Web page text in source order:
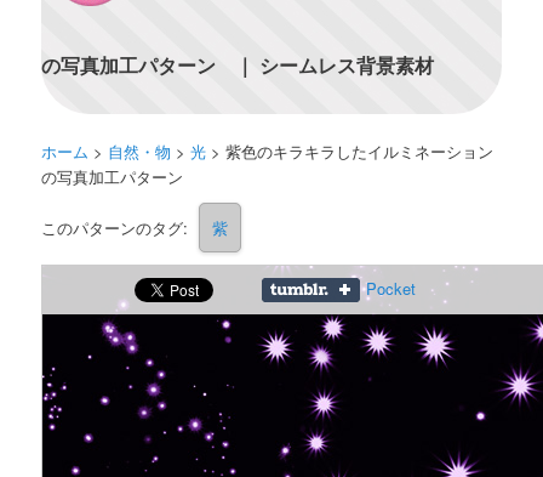
の写真加工パターン ｜ シームレス背景素材
ホーム > 自然・物 >光 >紫色のキラキラしたイルミネーション
の写真加工パターン
このパターンのタグ: 紫
Pocket